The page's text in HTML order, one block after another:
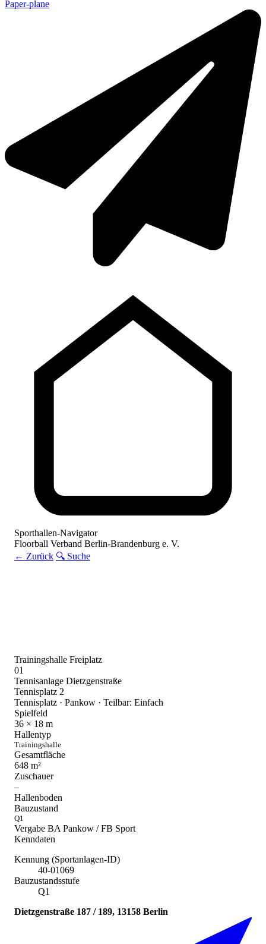
Paper-plane
Sporthallen-Navigator
Floorball Verband Berlin-Brandenburg e. V.
← Zurück 🔍 Suche
Trainingshalle Freiplatz
01
Tennisanlage Dietzgenstraße
Tennisplatz 2
Tennisplatz · Pankow · Teilbar: Einfach
Spielfeld
36 × 18 m
Hallentyp
Trainingshalle
Gesamtfläche
648 m²
Zuschauer
–
Hallenboden
Bauzustand
Q1
Vergabe BA Pankow / FB Sport
Kenndaten
Kennung (Sportanlagen-ID)
40-01069
Bauzustandsstufe
Q1
Dietzgenstraße 187 / 189, 13158 Berlin